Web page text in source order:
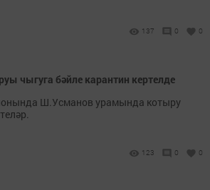
137 0 0
чыгуга бәйле карантин кертелде
Ш.Усманов урамында котыру
123 0 0